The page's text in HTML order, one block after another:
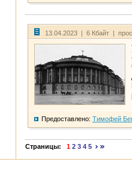
13.04.2023 | 6 Кбайт |
Предоставлено: Тимофей
Страницы: 1 2 3 4 5